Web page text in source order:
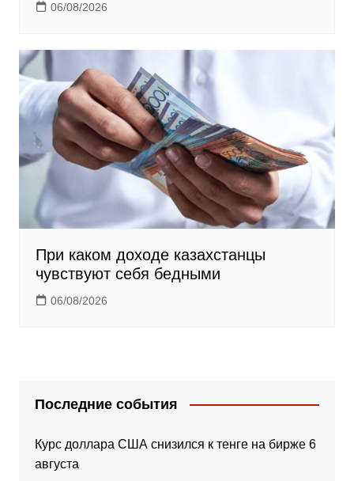
06/08/2026
При каком доходе казахстанцы
чувствуют себя бедными
06/08/2026
Последние события
Курс доллара США снизился к тенге на бирже 6
августа